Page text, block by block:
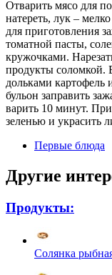
Отварить мясо для
натереть, лук –
для приготовления
томатной пасты,
кружочками.
продукты соломкой.
дольками картофель
бульон заправить
варить 10 минут.
зеленью и украсить
Первые блюда
Другие
Продукты:
Солянка